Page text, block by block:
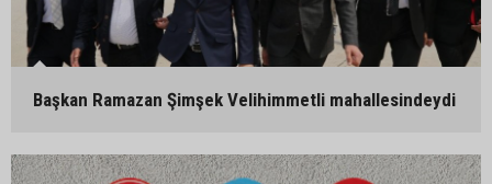
Başkan Ramazan Şimşek Velihimmetli mahallesindeydi